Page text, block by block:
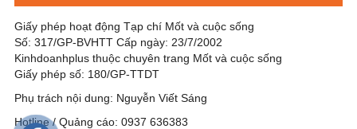
Giấy phép hoạt động Tạp chí Mốt và cuộc sống
Số: 317/GP-BVHTT Cấp ngày: 23/7/2002
Kinhdoanhplus thuộc chuyên trang Mốt và cuộc sống
Giấy phép số: 180/GP-TTDT
Phụ trách nội dung: Nguyễn Viết Sáng
Hotline / Quảng cáo: 0937 636383